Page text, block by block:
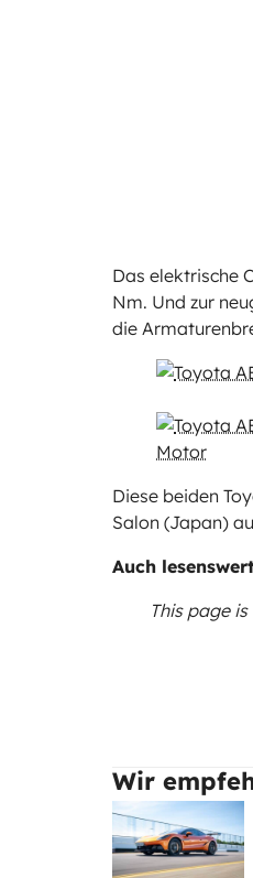
Das elektrische
Nm. Und zur
die
Diese beiden
Salon (Japan)
Auch
This page
Wir